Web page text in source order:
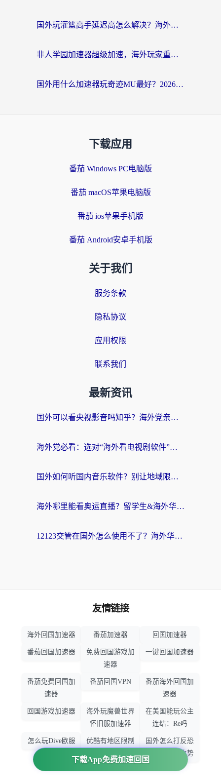
国外玩灌篮高手延迟高怎么解决？海外玩家国服游戏加速终极指南
非人学园加速器超级加速，海外玩家重返国服的通行证
国外用什么加速器玩奇迹MU最好？2026海外玩家国服游戏加速全攻略
下载应用
番茄 Windows PC电脑版
番茄 macOS苹果电脑版
番茄 ios苹果手机版
番茄 Android安卓手机版
关于我们
服务条款
隐私协议
应用权限
联系我们
最新资讯
国外可以看央视影音吗知乎？海外党亲测有效的回国加速方案
海外党必看：选对“海外看电视剧软件”，再也不用愁国内剧刷不了
国外如何听国内音乐软件？别让地域限制，断了你的中文歌单
海外哪里能看奥运直播？留学生&海外华人必看的体育赛事观赛终极指南
12123交管在国外怎么使用不了？海外华人必看的无缝访问国内资源指南
下载App免费加速回国
友情链接
海外回国加速器 番茄加速器 回国加速器
番茄回国加速器
免费回国游戏加
速器
一键回国加速器
番茄免费回国加
速器
番茄回国VPN
番茄海外回国加
速器
回国游戏加速器
海外玩魔兽世界
怀旧服加速器
在美国能玩公主
连结：Re吗
怎么玩Dive欧服
优酷有地区限制
吗
国外怎么打反恐
精英：全球攻势